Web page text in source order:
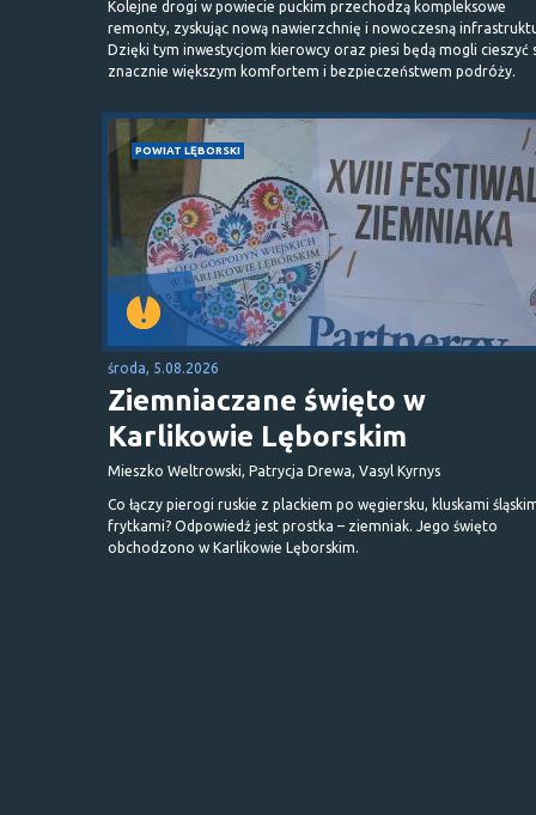
Kolejne drogi w powiecie puckim przechodzą kompleksowe
remonty, zyskując nową nawierzchnię i nowoczesną
Dzięki tym inwestycjom kierowcy oraz piesi będą mogli cieszyć
znacznie większym komfortem i bezpieczeństwem podróży.
POWIAT LĘBORSKI
środa, 5.08.2026
Ziemniaczane święto w
Karlikowie Lęborskim
Mieszko Weltrowski, Patrycja Drewa, Vasyl Kyrnys
Co łączy pierogi ruskie z plackiem po węgiersku, kluskami
frytkami? Odpowiedź jest prostka – ziemniak. Jego święto
obchodzono w Karlikowie Lęborskim.